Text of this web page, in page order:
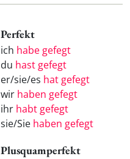
Perfekt
ich habe gefegt
du hast gefegt
er/sie/es hat gefegt
wir haben gefegt
ihr habt gefegt
sie/Sie haben gefegt
Plusquamperfekt